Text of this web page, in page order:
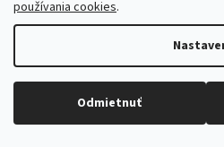
používania cookies.
Odmietnuť
Copyright 2026JAGASTORE.sk.
nastavenie